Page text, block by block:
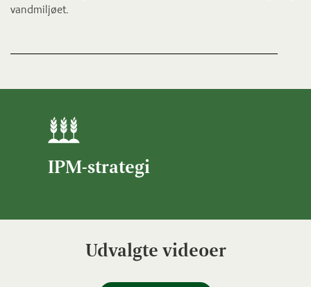
vandmiljøet.
IPM-strategi
Udvalgte videoer